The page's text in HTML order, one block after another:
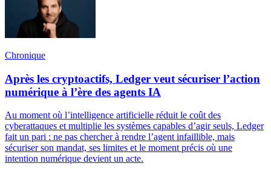
Chronique
Après les cryptoactifs, Ledger veut sécuriser l’action
numérique à l’ère des agents IA
Au moment où l’intelligence artificielle réduit le coût des
cyberattaques et multiplie les systèmes capables d’agir seuls, Ledger
fait un pari : ne pas chercher à rendre l’agent infaillible, mais
sécuriser son mandat, ses limites et le moment précis où une
intention numérique devient un acte.